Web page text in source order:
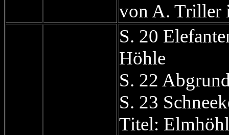
von A. Triller
S. 20
Höhle
S. 22
S. 23
Titel: